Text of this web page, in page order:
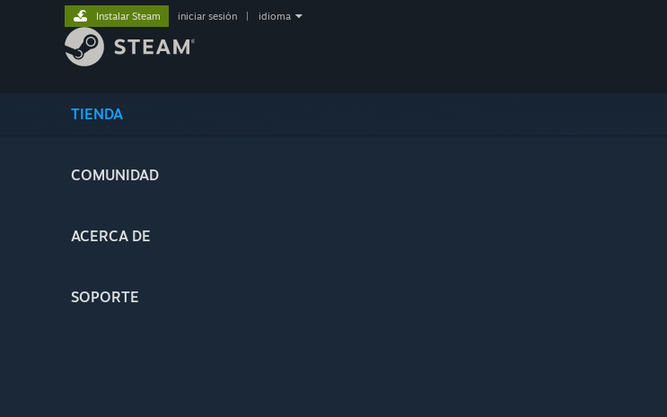
TIENDA
COMUNIDAD
ACERCA DE
SOPORTE
Instalar Steam iniciar sesión idioma